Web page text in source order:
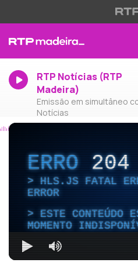
RTP Notícias (RTP
Madeira)
Emissão em simultâneo
Notícias
ERRO204
HLS.JS FATAL
ERROR
ESTE CONTEÚDO
MOMENTO